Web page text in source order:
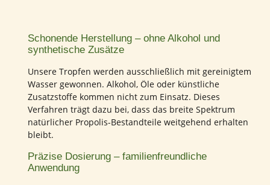
Schonende Herstellung – ohne Alkohol und
synthetische Zusätze
Unsere Tropfen werden ausschließlich mit gereinigtem
Wasser gewonnen. Alkohol, Öle oder künstliche
Zusatzstoffe kommen nicht zum Einsatz. Dieses
Verfahren trägt dazu bei, dass das breite Spektrum
natürlicher Propolis-Bestandteile weitgehend erhalten
bleibt.
Präzise Dosierung – familienfreundliche
Anwendung